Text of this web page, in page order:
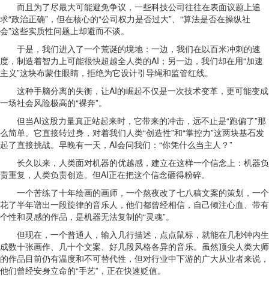
而且为了尽最大可能避免争议，一些科技公司往往在表面议题上追
求“政治正确”，但在核心的“公司权力是否过大”、“算法是否在操纵社
会”这些实质性问题上却避而不谈。
于是，我们进入了一个荒诞的境地：一边，我们在以百米冲刺的速
度，制造着智力上可能很快超越全人类的AI；另一边，我们却在用“加速
主义”这块布蒙住眼睛，拒绝为它设计引导绳和监管红线。
这种手脑分离的失衡，让AI的崛起不仅是一次技术变革，更可能变成
一场社会风险极高的“裸奔”。
但当AI这股力量真正站起来时，它带来的冲击，远不止是“跑偏了”那
么简单。它直接转过身，对着我们人类“创造性”和“掌控力”这两块基石发
起了直接挑战。早晚有一天，AI会问我们：“你凭什么当主人？”
长久以来，人类面对机器的优越感，建立在这样一个信念上：机器负
责重复，人类负责创造。但AI正在把这个信念砸得粉碎。
一个苦练了十年绘画的画师，一个熬夜改了七八稿文案的策划，一个
花了半年谱出一段旋律的音乐人，他们都曾经相信，自己倾注心血、带有
个性和灵感的作品，是机器无法复制的“灵魂”。
但现在，一个普通人，输入几行描述，点点鼠标，就能在几秒钟内生
成数十张画作、几十个文案、好几段风格各异的音乐。虽然顶尖人类大师
的作品目前仍有温度和不可替代性，但对行业中下游的广大从业者来说，
他们曾经安身立命的“手艺”，正在快速贬值。